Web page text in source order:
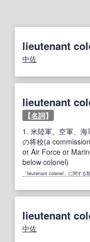
lieutenant
中佐
lieutenant
【名詞】
1. 米陸軍、空軍、
の将校(a
or Air Force or
below colonel)
「lieutenant colonel」に関する
lieutenant
中佐